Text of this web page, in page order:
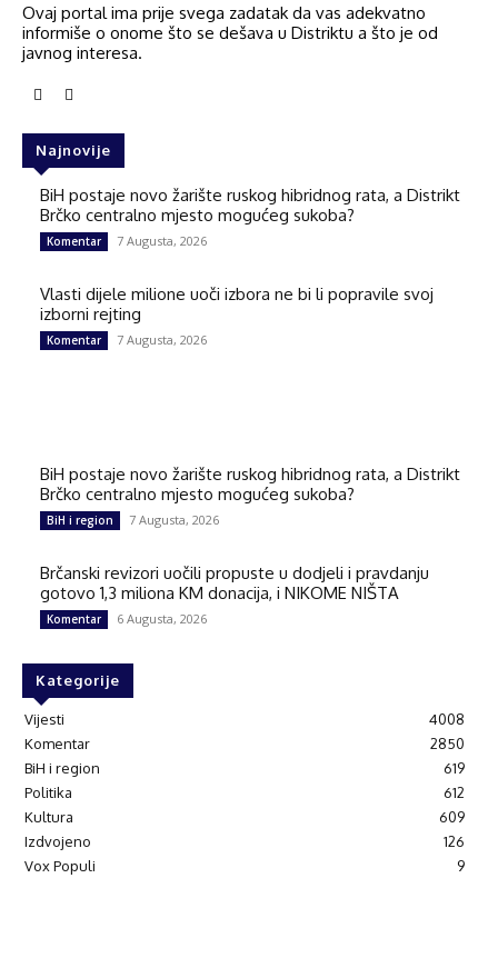
Ovaj portal ima prije svega zadatak da vas adekvatno
informiše o onome što se dešava u Distriktu a što je od
javnog interesa.
Najnovije
BiH postaje novo žarište ruskog hibridnog rata, a Distrikt
Brčko centralno mjesto mogućeg sukoba?
Komentar 7 Augusta, 2026
Vlasti dijele milione uoči izbora ne bi li popravile svoj
izborni rejting
Komentar 7 Augusta, 2026
BiH postaje novo žarište ruskog hibridnog rata, a Distrikt
Brčko centralno mjesto mogućeg sukoba?
BiH i region 7 Augusta, 2026
Brčanski revizori uočili propuste u dodjeli i pravdanju
gotovo 1,3 miliona KM donacija, i NIKOME NIŠTA
Komentar 6 Augusta, 2026
Kategorije
Vijesti
4008
Komentar
2850
BiH i region
619
Politika
612
Kultura
609
Izdvojeno
126
Vox Populi
9